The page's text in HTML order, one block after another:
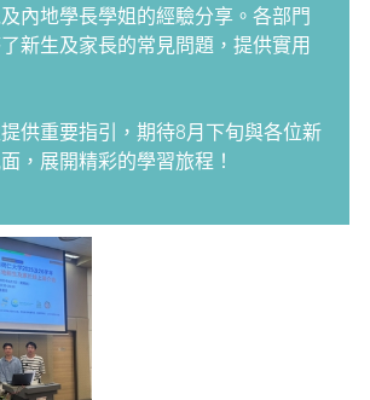
內地學長學姐的經驗分享。各部門
新生及家長的常見問題，提供實用
供重要指引，期待8月下旬與各位新
，展開精彩的學習旅程！